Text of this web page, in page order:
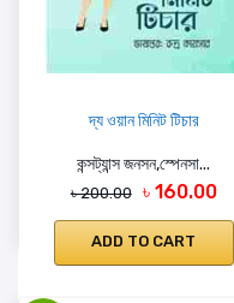
দ্য ওয়ান মিনিট টিচার
কন্সট্যান্স জনসন,স্পেনসা...
৳ 200.00 ৳ 160.00
ADD TO CART